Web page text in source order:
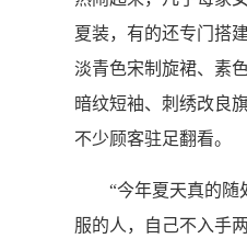
夏装，有的还专门搭
淡青色宋制旋裙、素
暗纹短袖、刺绣改良
不少顾客驻足翻看。
“今年夏天真的随
服的人，自己不入手